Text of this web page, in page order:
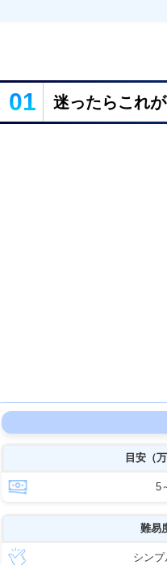
01 迷ったらこれ
目安（万
5
難易
シン